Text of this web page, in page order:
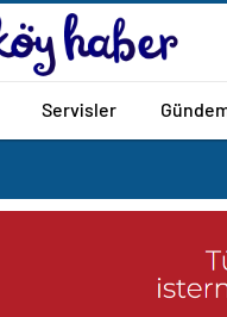
Servisler